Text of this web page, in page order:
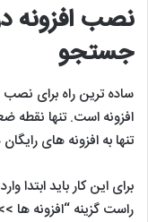
نصب افزونه
جستجو
ساده ترین راه برای
افزونه است. تنها
تنها به افزونه های
برای این کار باید
راست گزینه “افزونه ها